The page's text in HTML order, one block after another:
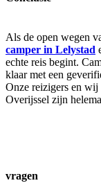
Als de open wegen
camper in Lelystad
echte reis begint.
klaar met een
Onze reizigers en wij
Overijssel zijn
vragen